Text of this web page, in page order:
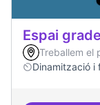
Espai
Treballem el
Dinamització i